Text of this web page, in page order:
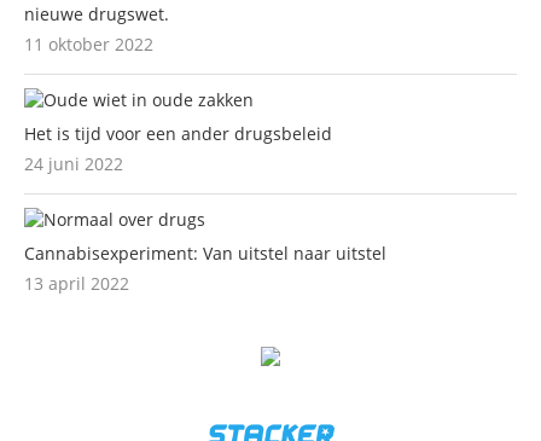
nieuwe drugswet.
11 oktober 2022
Het is tijd voor een ander drugsbeleid
24 juni 2022
Cannabisexperiment: Van uitstel naar uitstel
13 april 2022